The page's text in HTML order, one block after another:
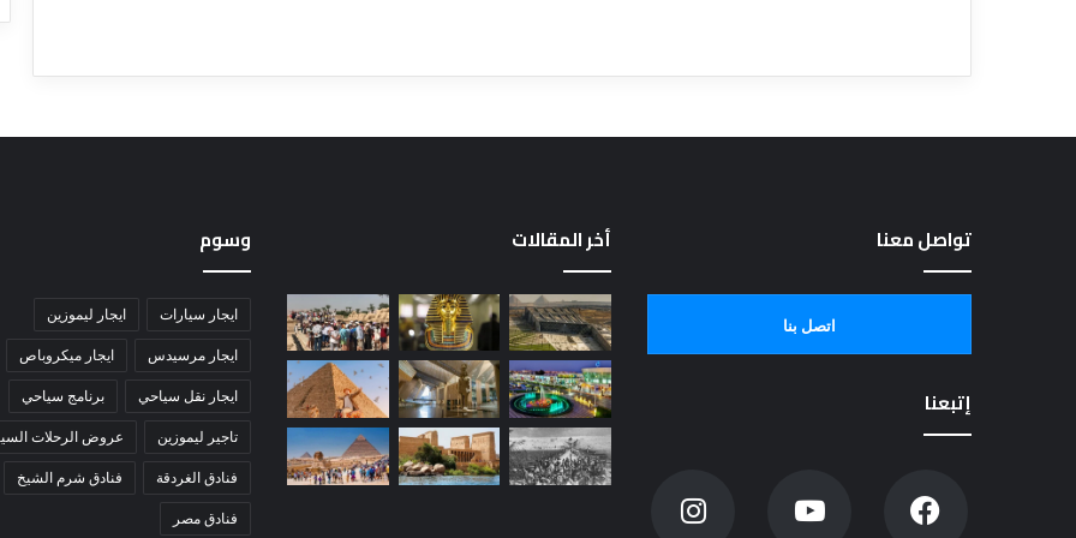
تواصل معنا
اتصل بنا
إتبعنا
أخر المقالات وسوم
ايجار سيارات ايجار ليموزين
ايجار مرسيدس ايجار ميكروباص
ايجار نقل سياحي برنامج سياحي
تاجير ليموزين عروض الرحلات
فنادق الغردقة فنادق شرم الشيخ
فنادق مصر